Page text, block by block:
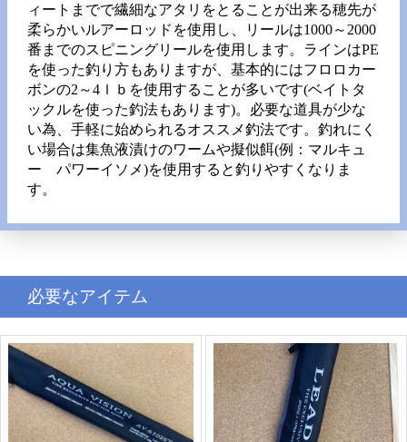
ィートまでで繊細なアタリをとることが出来る穂先が
柔らかいルアーロッドを使用し、リールは1000～2000
番までのスピニングリールを使用します。ラインはPE
を使った釣り方もありますが、基本的にはフロロカー
ボンの2～4ｌｂを使用することが多いです(ベイトタ
ックルを使った釣法もあります)。必要な道具が少な
い為、手軽に始められるオススメ釣法です。釣れにく
い場合は集魚液漬けのワームや擬似餌(例：マルキュ
ー パワーイソメ)を使用すると釣りやすくなりま
す。
必要なアイテム